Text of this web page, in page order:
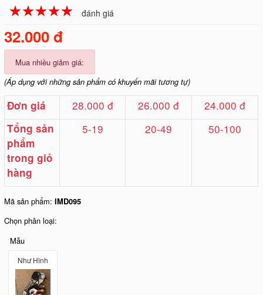
☆☆☆☆☆
★★★★★ đánh giá
32.000 đ
Mua nhiều giảm giá:
(Áp dụng với những sản phẩm có khuyến mãi tương tự)
Đơn giá 28.000 đ 26.000 đ 24.000 đ
Tổng sản
phẩm
trong giỏ
hàng
5-19 20-49 50-100
Mã sản phẩm:IMD095
Chọn phân loại:
Mẫu
Như Hình